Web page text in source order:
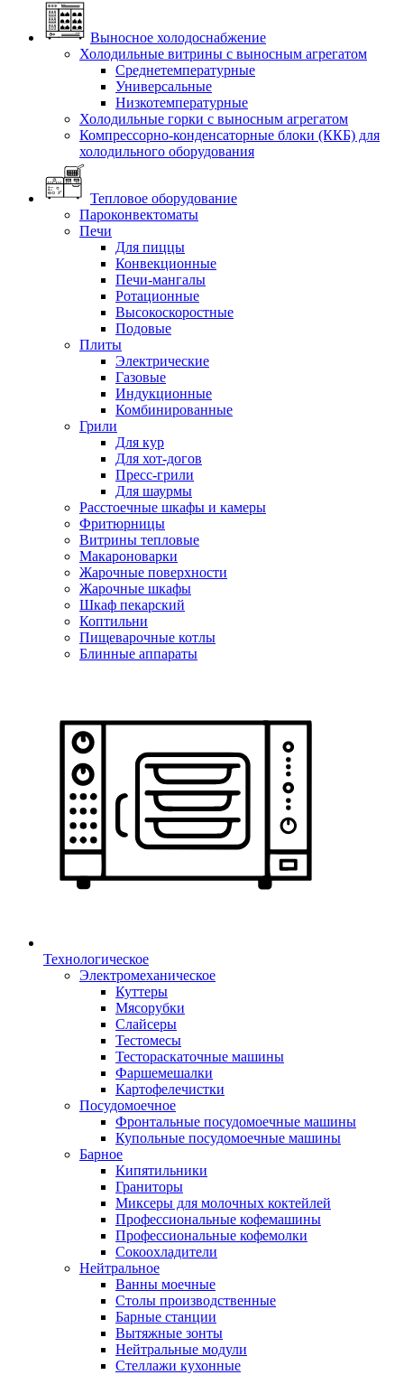
Выносное холодоснабжение
Холодильные витрины с выносным агрегатом
Среднетемпературные
Универсальные
Низкотемпературные
Холодильные горки с выносным агрегатом
Компрессорно-конденсаторные блоки (ККБ) для
холодильного оборудования
Тепловое оборудование
Пароконвектоматы
Печи
Для пиццы
Конвекционные
Печи-мангалы
Ротационные
Высокоскоростные
Подовые
Плиты
Электрические
Газовые
Индукционные
Комбинированные
Грили
Для кур
Для хот-догов
Пресс-грили
Для шаурмы
Расстоечные шкафы и камеры
Фритюрницы
Витрины тепловые
Макароноварки
Жарочные поверхности
Жарочные шкафы
Шкаф пекарский
Коптильни
Пищеварочные котлы
Блинные аппараты
Технологическое
Электромеханическое
Куттеры
Мясорубки
Слайсеры
Тестомесы
Тестораскаточные машины
Фаршемешалки
Картофелечистки
Посудомоечное
Фронтальные посудомоечные машины
Купольные посудомоечные машины
Барное
Кипятильники
Граниторы
Миксеры для молочных коктейлей
Профессиональные кофемашины
Профессиональные кофемолки
Сокоохладители
Нейтральное
Ванны моечные
Столы производственные
Барные станции
Вытяжные зонты
Нейтральные модули
Стеллажи кухонные